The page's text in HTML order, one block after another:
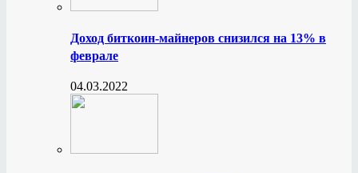
Доход биткоин-майнеров снизился на 13% в
феврале
04.03.2022